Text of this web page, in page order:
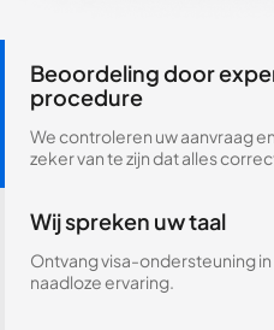
Beoordeling door
procedure
We controleren uw aanvraag
zeker van te zijn dat alles
Wij spreken uw taal
Ontvang visa-ondersteuning
naadloze ervaring.